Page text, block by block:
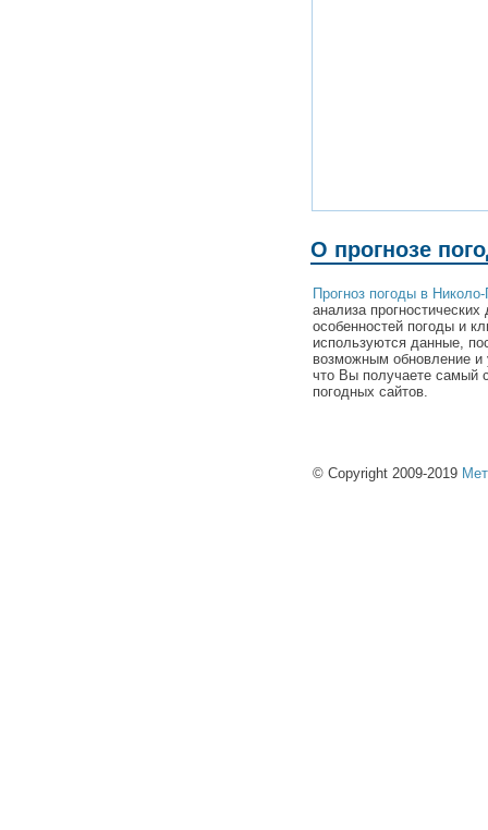
О прогнозе
Прогноз погоды в
анализа
особенностей погоды и
используются данные,
возможным обновление и
что Вы получаете самый
погодных сайтов.
© Copyright 2009-2019